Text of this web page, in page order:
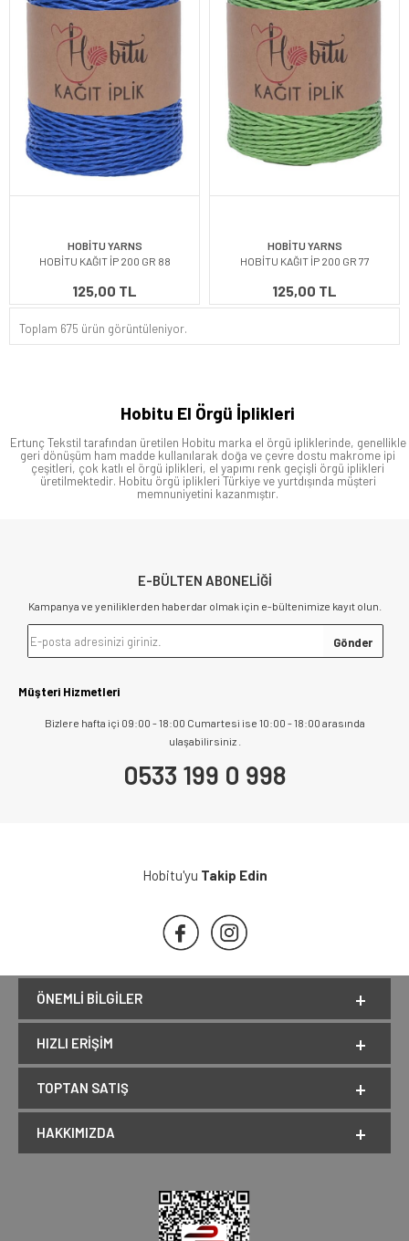
HOBİTU YARNS
HOBİTU KAĞIT İP 200 GR 88
125,00 TL
HOBİTU YARNS
HOBİTU KAĞIT İP 200 GR 77
125,00 TL
Toplam 675 ürün görüntüleniyor.
Hobitu El Örgü İplikleri
Ertunç Tekstil tarafından üretilen Hobitu marka el örgü ipliklerinde, genellikle
geri dönüşüm ham madde kullanılarak doğa ve çevre dostu makrome ipi
çeşitleri, çok katlı el örgü iplikleri, el yapımı renk geçişli örgü iplikleri
üretilmektedir. Hobitu örgü iplikleri Türkiye ve yurtdışında müşteri
memnuniyetini kazanmıştır.
E-BÜLTEN ABONELİĞİ
Kampanya ve yeniliklerden haberdar olmak için e-bültenimize kayıt olun.
Müşteri Hizmetleri
Bizlere hafta içi 09:00 - 18:00 Cumartesi ise 10:00 - 18:00 arasında
ulaşabilirsiniz .
0533 199 0 998
Hobitu'yu Takip Edin
ÖNEMLI BILGILER
HIZLI ERIŞIM
TOPTAN SATIŞ
HAKKIMIZDA